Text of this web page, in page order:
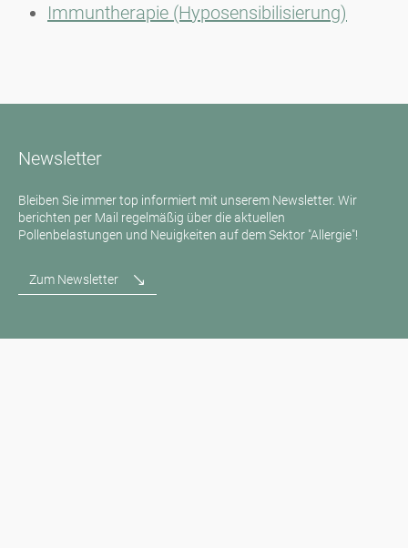
Immuntherapie (Hyposensibilisierung)
Newsletter
Bleiben Sie immer top informiert mit unserem Newsletter. Wir
berichten per Mail regelmäßig über die aktuellen
Pollenbelastungen und Neuigkeiten auf dem Sektor "Allergie"!
Zum Newsletter